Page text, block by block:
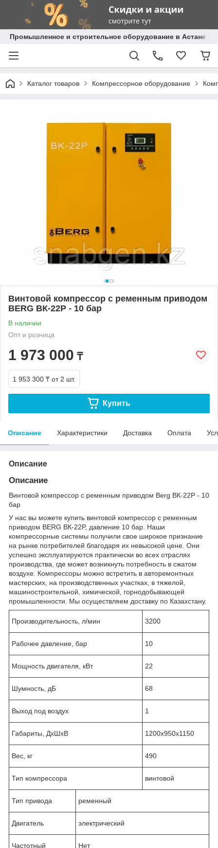
Промышленное и строительное оборудование в Астане с
Каталог товаров Компрессорное оборудование
Винтовой компрессор с ременным приводом
BERG ВК-22Р - 10 бар
В наличии
Опт и розница
1 973 000 ₸
1 953 300 ₸ от 2 шт.
Купить
Описание Характеристики Доставка Оплата
Описание
Описание
Винтовой компрессор с ременным приводом Berg ВК-22Р - 10
бар
У нас вы можете купить винтовой компрессор с ременным
приводом BERG ВК-22P, давление 10 бар. Наши
компрессорные системы получили свое широкое признание
на рынке потребителей благодаря их невысокой цене. Они
успешно эксплуатируются практически во всех отраслях
производства, где может возникнуть потребность в сжатом
воздухе. Компрессоры можно встретить в авторемонтных
мастерских, на производственных участках, в тяжелой,
машиностроительной, химической, горнодобывающей
промышленности. Мы осуществляем доставку по Казахстану.
Производительность, л/мин 3200
Рабочее давление, бар 10
Мощность двигателя, кВт 22
Шумность, дБ 68
Выход под воздух 1
Габариты, ДхШхВ 1200x950x1150
Вес, кг 490
Тип компрессора винтовой
Тип привода ременный
Двигатель электрический
Частотный
Нет